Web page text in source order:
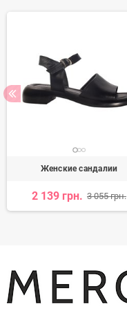
Женские сандалии
2 139 грн. 3 055 грн.